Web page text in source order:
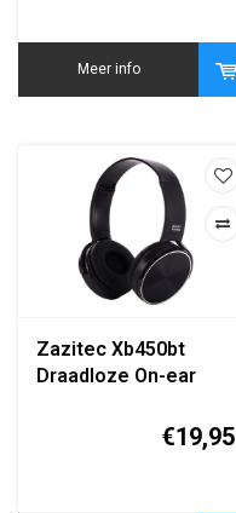
Meer info
Zazitec Xb450bt
Draadloze On-ear
€19,95